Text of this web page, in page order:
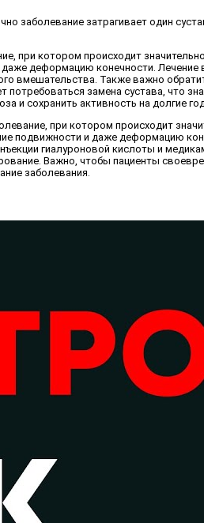
заболевание затрагивает один
при котором происходит
деформацию конечности. Лечение
вмешательства. Также важно
замена сустава, что
и сохранить активность на долгие
при котором происходит
подвижности и даже деформацию
гиалуроновой кислоты и
Важно, чтобы пациенты
заболевания.